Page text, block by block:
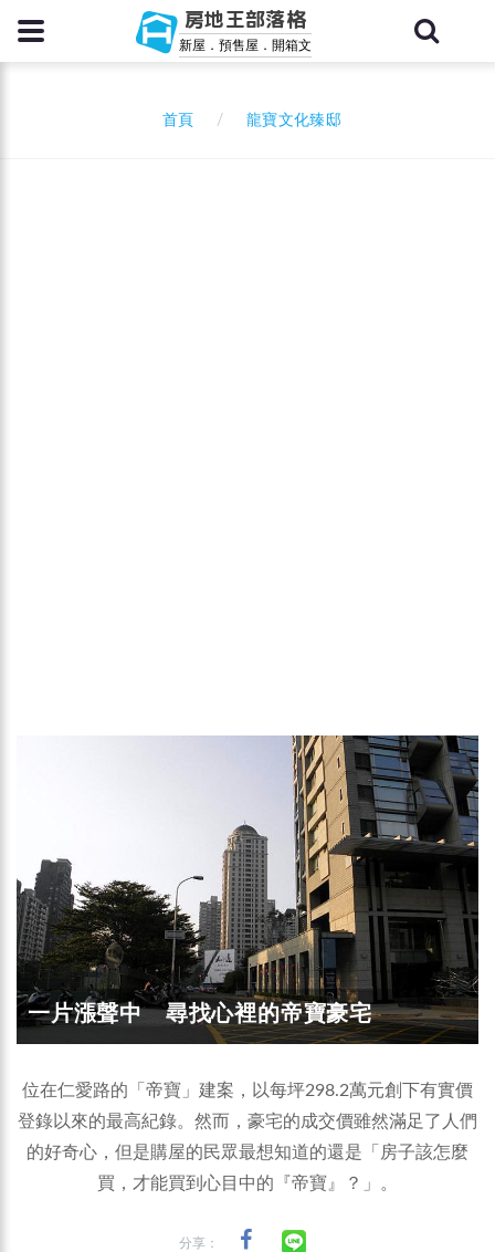
房地王部落格
新屋．預售屋．開箱文
首頁 龍寶文化臻邸
一片漲聲中 尋找心裡的帝寶豪宅
位在仁愛路的「帝寶」建案，以每坪298.2萬元創下有實價
登錄以來的最高紀錄。然而，豪宅的成交價雖然滿足了人們
的好奇心，但是購屋的民眾最想知道的還是「房子該怎麼
買，才能買到心目中的『帝寶』？」。
分享：